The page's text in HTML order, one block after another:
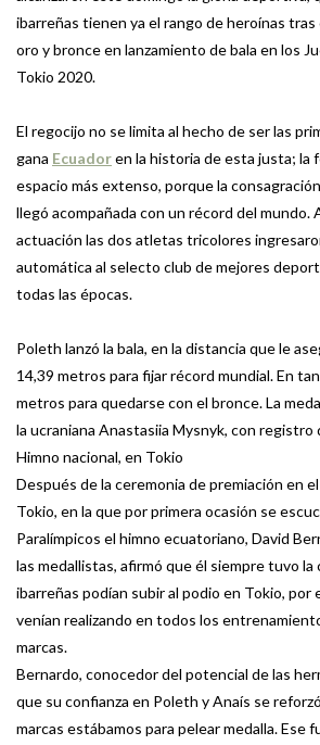
ibarreñas tienen ya el rango de heroínas
oro y bronce en lanzamiento de bala en los
Tokio 2020.
El regocijo no se limita al hecho de ser las
gana Ecuadoren la historia de esta justa; la
espacio más extenso, porque la
llegó acompañada con un récord del mundo.
actuación las dos atletas tricolores
automática al selecto club de mejores
todas las épocas.
Poleth lanzó la bala, en la distancia que le
14,39 metros para fijar récord mundial. En
metros para quedarse con el bronce. La
la ucraniana Anastasiia Mysnyk, con registro
Himno nacional, en Tokio
Después de la ceremonia de premiación en
Tokio, en la que por primera ocasión se
Paralímpicos el himno ecuatoriano, David
las medallistas, afirmó que él siempre tuvo la
ibarreñas podían subir al podio en Tokio, por
venían realizando en todos los
marcas.
Bernardo, conocedor del potencial de las
que su confianza en Poleth y Anaís se
marcas estábamos para pelear medalla. Ese